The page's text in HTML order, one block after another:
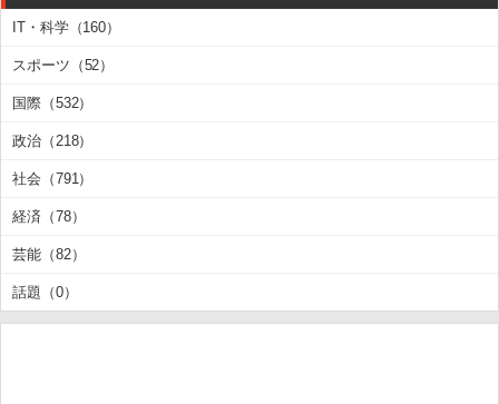
IT・科学（160）
スポーツ（52）
国際（532）
政治（218）
社会（791）
経済（78）
芸能（82）
話題（0）